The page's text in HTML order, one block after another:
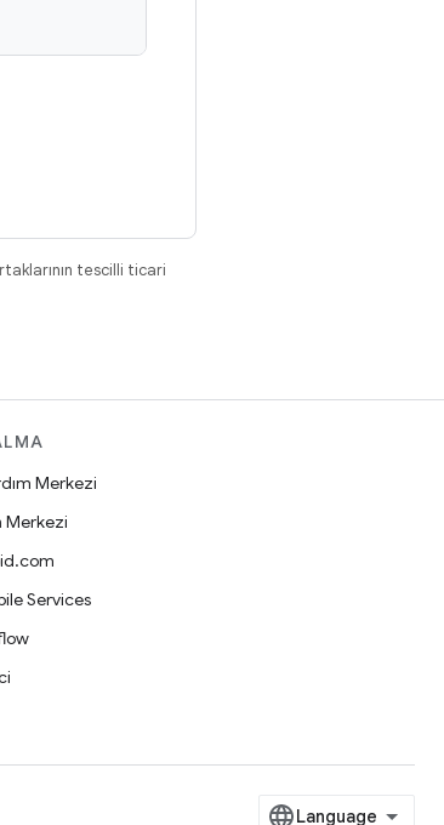
tescilli ticari
Merkezi
Merkezi
Services